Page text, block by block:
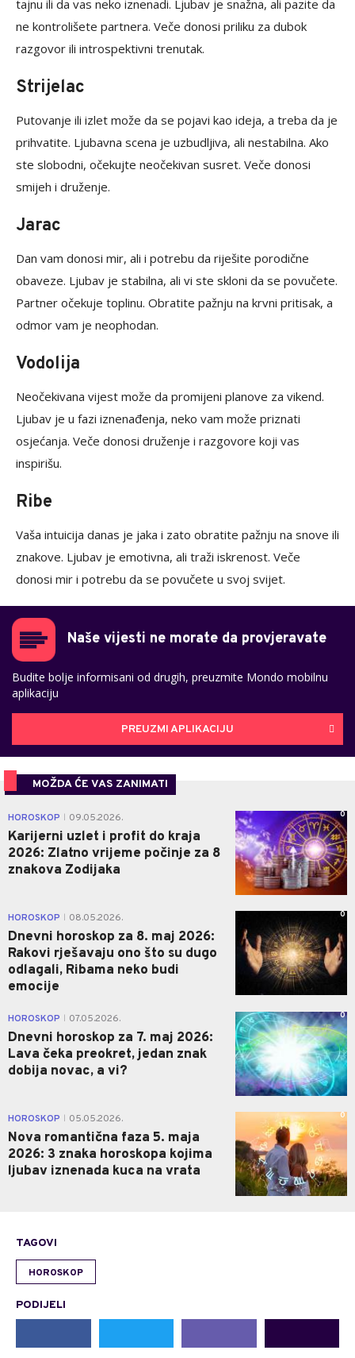
tajnu ili da vas neko iznenadi. Ljubav je snažna, ali pazite da
ne kontrolišete partnera. Veče donosi priliku za dubok
razgovor ili introspektivni trenutak.
Strijelac
Putovanje ili izlet može da se pojavi kao ideja, a treba da je
prihvatite. Ljubavna scena je uzbudljiva, ali nestabilna. Ako
ste slobodni, očekujte neočekivan susret. Veče donosi
smijeh i druženje.
Jarac
Dan vam donosi mir, ali i potrebu da riješite porodične
obaveze. Ljubav je stabilna, ali vi ste skloni da se povučete.
Partner očekuje toplinu. Obratite pažnju na krvni pritisak, a
odmor vam je neophodan.
Vodolija
Neočekivana vijest može da promijeni planove za vikend.
Ljubav je u fazi iznenađenja, neko vam može priznati
osjećanja. Veče donosi druženje i razgovore koji vas
inspirišu.
Ribe
Vaša intuicija danas je jaka i zato obratite pažnju na snove ili
znakove. Ljubav je emotivna, ali traži iskrenost. Veče
donosi mir i potrebu da se povučete u svoj svijet.
Naše vijesti ne morate da provjeravate
Budite bolje informisani od drugih, preuzmite Mondo mobilnu
aplikaciju
PREUZMI APLIKACIJU
MOŽDA ĆE VAS ZANIMATI
HOROSKOP 09.05.2026.
Karijerni uzlet i profit do kraja
2026: Zlatno vrijeme počinje za 8
znakova Zodijaka
0
HOROSKOP 08.05.2026.
Dnevni horoskop za 8. maj 2026:
Rakovi rješavaju ono što su dugo
odlagali, Ribama neko budi
emocije
0
HOROSKOP 07.05.2026.
Dnevni horoskop za 7. maj 2026:
Lava čeka preokret, jedan znak
dobija novac, a vi?
0
HOROSKOP 05.05.2026.
Nova romantična faza 5. maja
2026: 3 znaka horoskopa kojima
ljubav iznenada kuca na vrata
0
TAGOVI
HOROSKOP
PODIJELI